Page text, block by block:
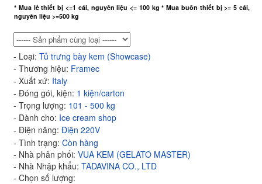
* Mua lẻ thiết bị <=1 cái, nguyên liệu <= 100 kg * Mua buôn thiết bị >= 5 cái,
nguyên liệu >=500 kg
- Loại: Tủ trưng bày kem (Showcase)
- Thương hiệu: Framec
- Xuất xứ: Italy
- Đóng gói, kiện: 1 kiện/carton
- Trọng lượng: 101 - 500 kg
- Dành cho: Ice cream shop
- Điện năng: Điện 220V
- Tình trạng: Còn hàng
- Nhà phân phối: VUA KEM (GELATO MASTER)
- Nhà Nhập khẩu: TADAVINA CO., LTD
- Chọn số lượng: